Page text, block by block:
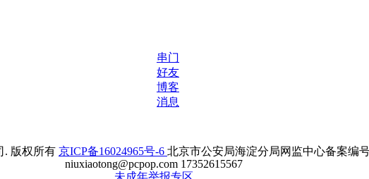
串门
好友
博客
消息
. 版权所有 京ICP备16024965号-6 北京市公安局海淀分局网监中心备案编号
niuxiaotong@pcpop.com 17352615567